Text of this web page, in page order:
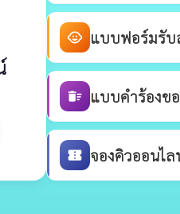
child_care แบบฟอร์มรับ
delete_sweep แบบคำร้องข
confirmation_number จองคิวออนไ